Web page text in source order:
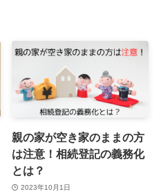
親の家が空き家のままの方
は注意！相続登記の義務化
とは？
2023年10月1日